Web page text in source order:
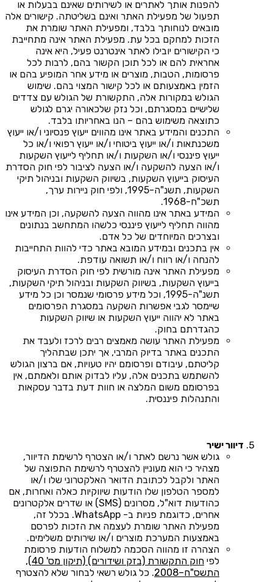
להפנות אותך לאתרים או לשירותים שאינם בבעלות או
תפעול של מפעילת האתר ואינם בשליטתה. קישורים אלה
מובאים לנוחותך בלבד, ומפעילת האתר שומרת את
הזכות למחקם בכל עת. מפעילת האתר אינה מתחייבת
כי הקישורים יובילו לאתר אינטרנט פעיל, היא אינה
אחראית להם או לכל תוכן הקשור בהם, לרבות לכל
פרסומות, הטבות, מוצרים או מידע אחר המופיע בהם או
הזמין באמצעותם או לכל קישור המצוי בהם. שימוש
הגולש במקורות אלה, התקשורת של הגולש עם צדדים
שלישיים במסגרתם, וכל נזק שלכאורה יגרם לגולש
כתוצאה משימוש בהם – הנו באחריותו בלבד.
התכנים והמידע באתר אינו מהווים ייעוץ פנסיוני ו/או ייעוץ
משכנתאות ו/או ייעוץ ביטוחי ו/או ייעוץ רפואי ו/או כל
ייעוץ פיננסי ו/או השקעות ו/או תחליף לייעוץ השקעות
ו/או הצעה להשקעה ו/או הצעה לציבור לפי חוק הסדרת
העיסוק בייעוץ השקעות, בשיווק השקעות ובניהול תיקי
השקעות, תשנ"ה-1995, ולפי חוק ניירות ערך,
תשכ"ח-1968.
המידע באתר אינו מהווה הצעה להשקעה, וכן המידע אינו
מהווה תחליף לייעוץ פיננסי כלשהו המתחשב בנתונים
ובצרכים המיוחדים של כל אדם.
אין בתכנים ובמידע המובא באתר כדי להוות התחייבות
להנחה ו/או רווח ו/או תשואה עודפת.
מפעילת האתר אינה מורשית לפי חוק הסדרת העיסוק
בייעוץ השקעות, בשיווק השקעות ובניהול תיקי השקעות,
תשנ"ה-1995, וכל מידע פרסומי שנמסר וכן כל מידע
שיימסר לגבי אפשרות השקעה במסגרת הפרסומים
באתר לא יהווה ייעוץ השקעות או שיווק השקעות
כהגדרתם בחוק.
מפעילת האתר עושה מאמצים רבים לרכז ולעבד את
התכנים באתר בדיוק המרבי, אך יתכן שבתהליך
קליטתם, עיבודם ופרסומם יהיו טעויות, אם ברצון הגולש
להשתמש בתכנים אלה, עליו לבדוק אותם ולאמתם, אין
בפרסומם משום המלצה או חוות דעת בדבר עסקאות
והתנהלות פיננסית.
דיוור ישיר
גולש אשר נרשם לאתר ו/או הצטרף לרשימת הדיוור,
מצהיר כי הוא מעוניין להצטרף לרשימת התפוצה של
האתר ולקבל לכתובת הדואר האלקטרוני שלו ו/או
למספר הטלפון שלו הודעות שיווקיות כאלה ואחרות, אם
כהודעות דוא"ל, מסרונים (SMS) או שדרים אלקטרונים
אחרים, כדוגמת פניות ב- WhatsApp. בכלל זה,
מפעילת האתר שומרת לעצמה את הזכות לפרסם
באמצעות המערכת מוצרים ו/או שירותים משלימים.
הצהרה זו מהווה הסכמה למשלוח הודעות פרסומת
לפי
חוק התקשורת (בזק ושידורים) (תיקון מס' 40),
התשס"ח–2008
. כל גולש רשאי לבחור שלא להצטרף